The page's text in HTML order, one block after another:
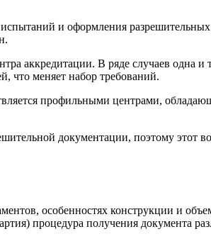
и оформления
аккредитации. В ряде случаев одна и
что меняет набор требований.
профильными центрами,
документации, поэтому этот
особенностях конструкции и
процедура получения документа